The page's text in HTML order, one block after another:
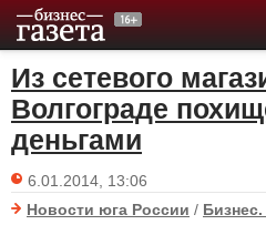
Из сетевого
Волгограде
деньгами
6.01.2014, 13:06
Новости юга России /